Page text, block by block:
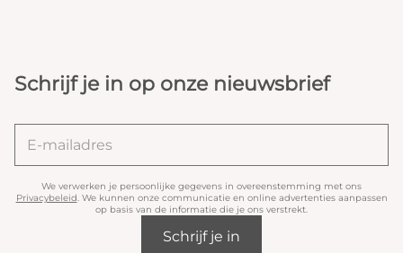
Schrijf je in op onze nieuwsbrief
We verwerken je persoonlijke gegevens in overeenstemming met ons
Privacybeleid. We kunnen onze communicatie en online advertenties aanpassen
op basis van de informatie die je ons verstrekt.
Schrijf je in